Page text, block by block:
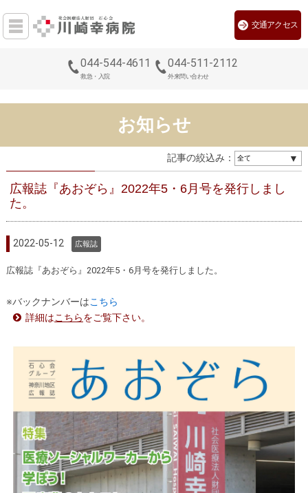
044-544-4611
救急・入院
044-511-2112
外来問い合わせ
交通アクセス
お知らせ
記事の絞込み：
広報誌『あおぞら』2022年5・6月号を発行しまし
た。
2022-05-12 広報誌
広報誌『あおぞら』2022年5・6月号を発行しました。
※バックナンバーはこちら
詳細はこちらをご覧下さい。